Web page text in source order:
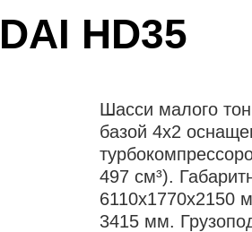
HD35
Шасси малого
базой 4х2
497 см³).
6110х1770х2150
3415 мм.